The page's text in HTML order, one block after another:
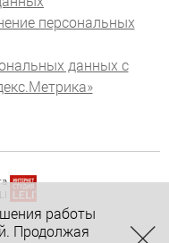
персональных
данных с
работы
Продолжая